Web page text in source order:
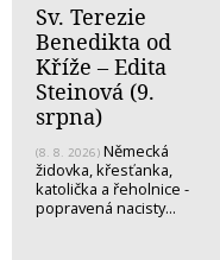
Sv. Terezie
Benedikta od
Kříže – Edita
Steinová (9.
srpna)
(8. 8. 2026) Německá
židovka, křesťanka,
katolička a řeholnice -
popravená nacisty...